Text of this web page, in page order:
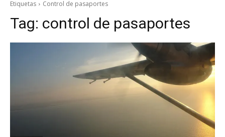
World
Thru
Etiquetas Control de pasaportes
Tag: control de pasaportes